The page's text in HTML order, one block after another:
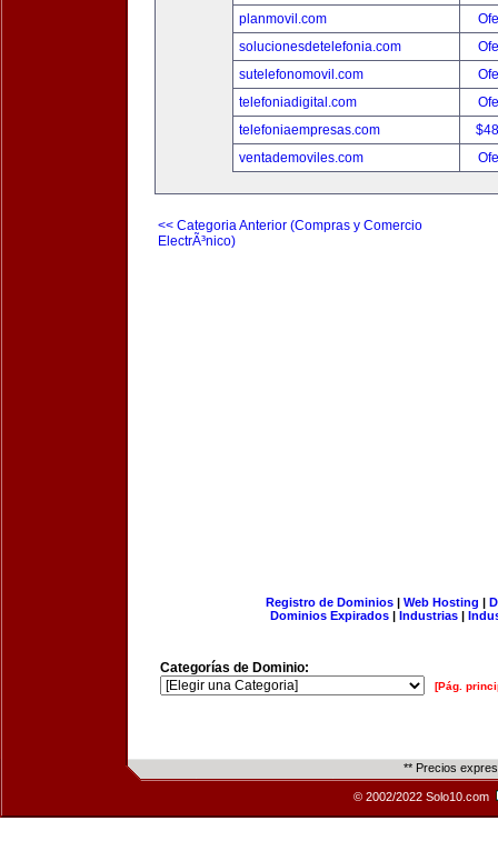
planmovil.com
solucionesdetelefonia.com
sutelefonomovil.com
telefoniadigital.com
telefoniaempresas.com
ventademoviles.com
<< Categoria Anterior (Compras y Comercio
ElectrÃ³nico)
Registro de Dominios| Web Hosting |
Dominios Expirados | Industrias |
Categorías de Dominio:
[Pág.
** Precios
© 2002/2022 Solo10.com